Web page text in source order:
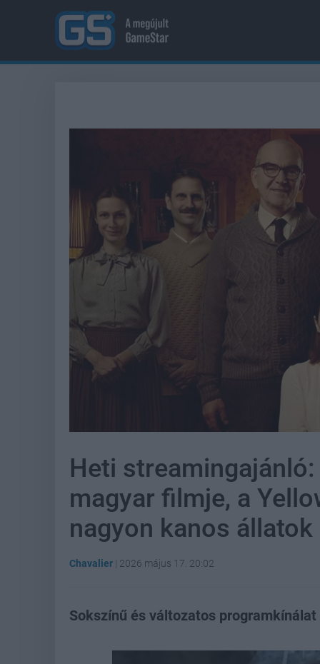
Heti
magyar filmje, a
nagyon kanos állatok
Chavalier | 2026 május 17. 20:02
Sokszínű és változatos